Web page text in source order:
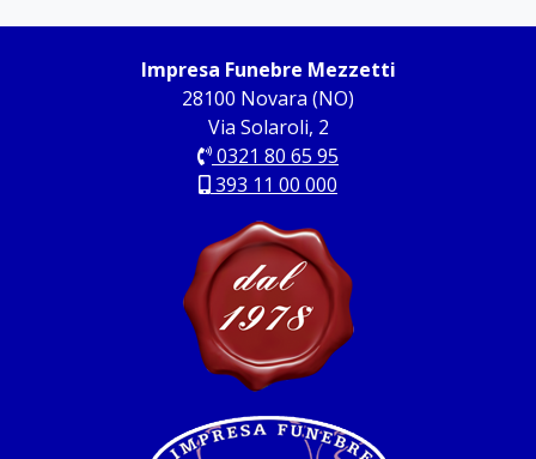
Impresa Funebre Mezzetti
28100 Novara (NO)
Via Solaroli, 2
0321 80 65 95
393 11 00 000